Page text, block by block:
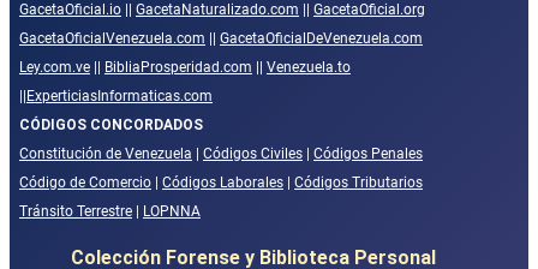
GacetaOficial.io
GacetaNaturalizado.com
GacetaOficial.org
GacetaOficialVenezuela.com
GacetaOficialDeVenezuela.com
Ley.com.ve
BibliaProsperidad.com
Venezuela.to
ExperticiasInformaticas.com
CÓDIGOS CONCORDADOS
Constitución de Venezuela
Códigos Civiles
Códigos Penales
Código de Comercio
Códigos Laborales
Códigos Tributarios
Tránsito Terrestre
LOPNNA
Colección Forense y Biblioteca Personal